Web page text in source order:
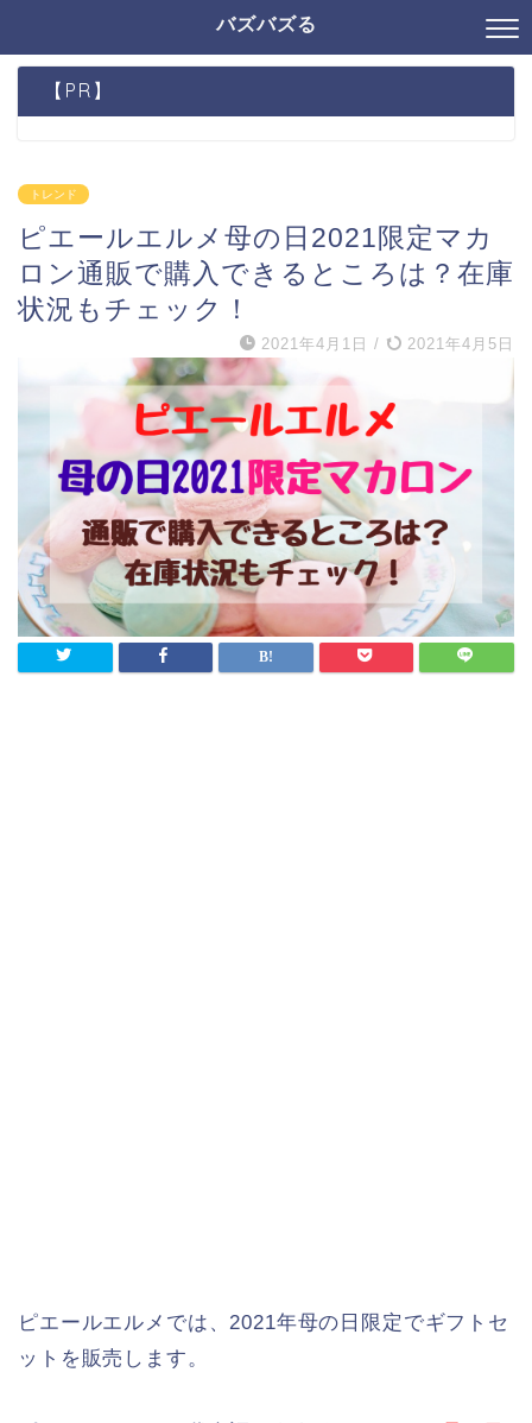
バズバズる
【PR】
トレンド
ピエールエルメ母の日2021限定マカ
ロン通販で購入できるところは？在庫
状況もチェック！
2021年4月1日 / 2021年4月5日
ピエールエルメでは、2021年母の日限定でギフトセ
ットを販売します。